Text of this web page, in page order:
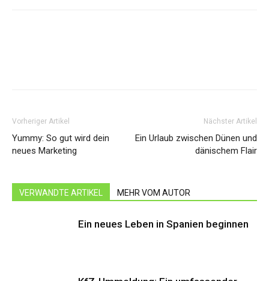
Vorheriger Artikel
Yummy: So gut wird dein
neues Marketing
Nächster Artikel
Ein Urlaub zwischen Dünen und
dänischem Flair
VERWANDTE ARTIKEL MEHR VOM AUTOR
Ein neues Leben in Spanien beginnen